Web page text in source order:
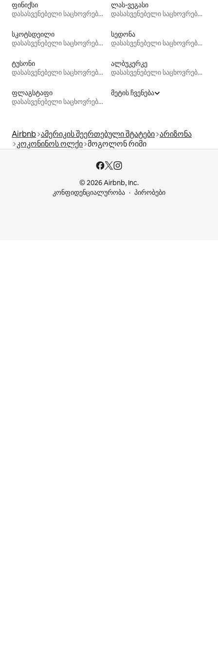
ფინიქსი
დასასვენებელი საცხოვრებლები
ლას-ვეგასი
დასასვენებელი საცხოვრებლები
სკოტსდეილი
დასასვენებელი საცხოვრებლები
სედონა
დასასვენებელი საცხოვრებლები
ტუსონი
დასასვენებელი საცხოვრებლები
ალბუკერკე
დასასვენებელი საცხოვრებლები
ფლაგსტაფი
დასასვენებელი საცხოვრებლები
მეტის ჩვენება
Airbnb ამერიკის შეერთებული შტატები არიზონა
კოკონინოს ოლქი მოგოლონ რიმი
© 2026 Airbnb, Inc.
კონფიდენციალურობა
პირობები